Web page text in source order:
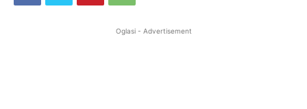
Oglasi - Advertisement